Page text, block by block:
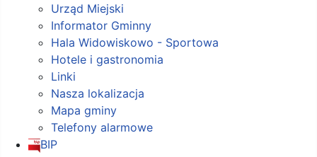
Urząd Miejski
Informator Gminny
Hala Widowiskowo - Sportowa
Hotele i gastronomia
Linki
Nasza lokalizacja
Mapa gminy
Telefony alarmowe
BIP